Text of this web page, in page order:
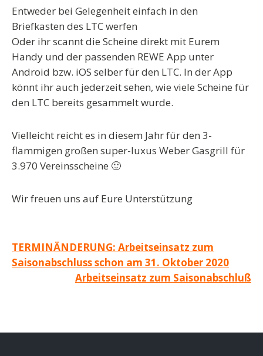
Entweder bei Gelegenheit einfach in den
Briefkasten des LTC werfen
Oder ihr scannt die Scheine direkt mit Eurem
Handy und der passenden REWE App unter
Android bzw. iOS selber für den LTC. In der App
könnt ihr auch jederzeit sehen, wie viele Scheine für
den LTC bereits gesammelt wurde.
Vielleicht reicht es in diesem Jahr für den 3-
flammigen großen super-luxus Weber Gasgrill für
3.970 Vereinsscheine 🙂
Wir freuen uns auf Eure Unterstützung
Beitragsnavigation
TERMINÄNDERUNG: Arbeitseinsatz zum
Saisonabschluss schon am 31. Oktober 2020
Arbeitseinsatz zum Saisonabschluß